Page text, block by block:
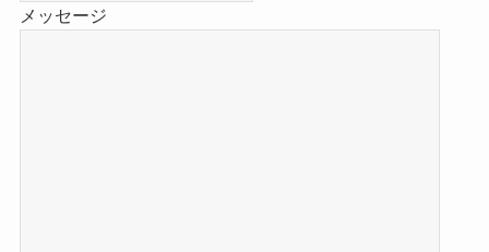
メッセージ